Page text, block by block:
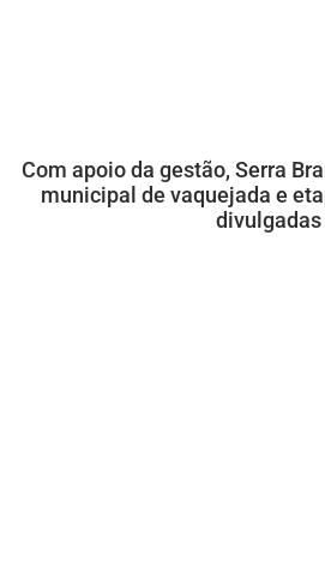
Com apoio da gestão, Serra
municipal de vaquejada e
divulgadas